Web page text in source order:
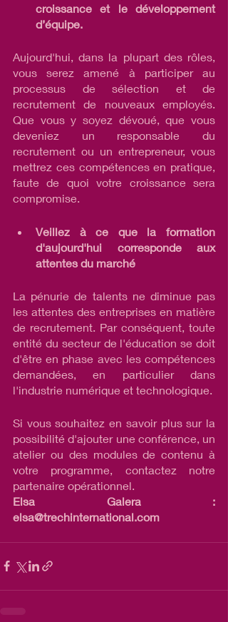
croissance et le développement
d’équipe.
Aujourd'hui, dans la plupart des rôles,
vous serez amené à participer au
processus de sélection et de
recrutement de nouveaux employés.
Que vous y soyez dévoué, que vous
deveniez un responsable du
recrutement ou un entrepreneur, vous
mettrez ces compétences en pratique,
faute de quoi votre croissance sera
compromise.
Veillez à ce que la formation
d'aujourd'hui corresponde aux
attentes du marché
La pénurie de talents ne diminue pas
les attentes des entreprises en matière
de recrutement. Par conséquent, toute
entité du secteur de l'éducation se doit
d'être en phase avec les compétences
demandées, en particulier dans
l'industrie numérique et technologique.
Si vous souhaitez en savoir plus sur la
possibilité d'ajouter une conférence, un
atelier ou des modules de contenu à
votre programme, contactez notre
partenaire opérationnel.
Elsa Galera :
elsa@trechinternational.com